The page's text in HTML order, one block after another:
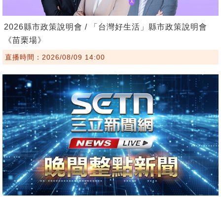
2026縣市政策說明會 / 「台灣好生活」縣市政策說明會
《苗栗場》
直播時間：2026/08/09 14:00